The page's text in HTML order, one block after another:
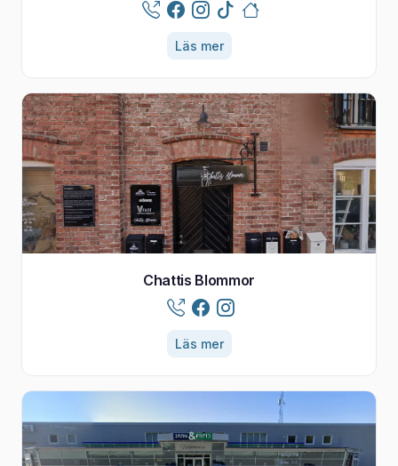
Läs mer
Chattis Blommor
Läs mer